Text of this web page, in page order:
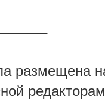
размещена